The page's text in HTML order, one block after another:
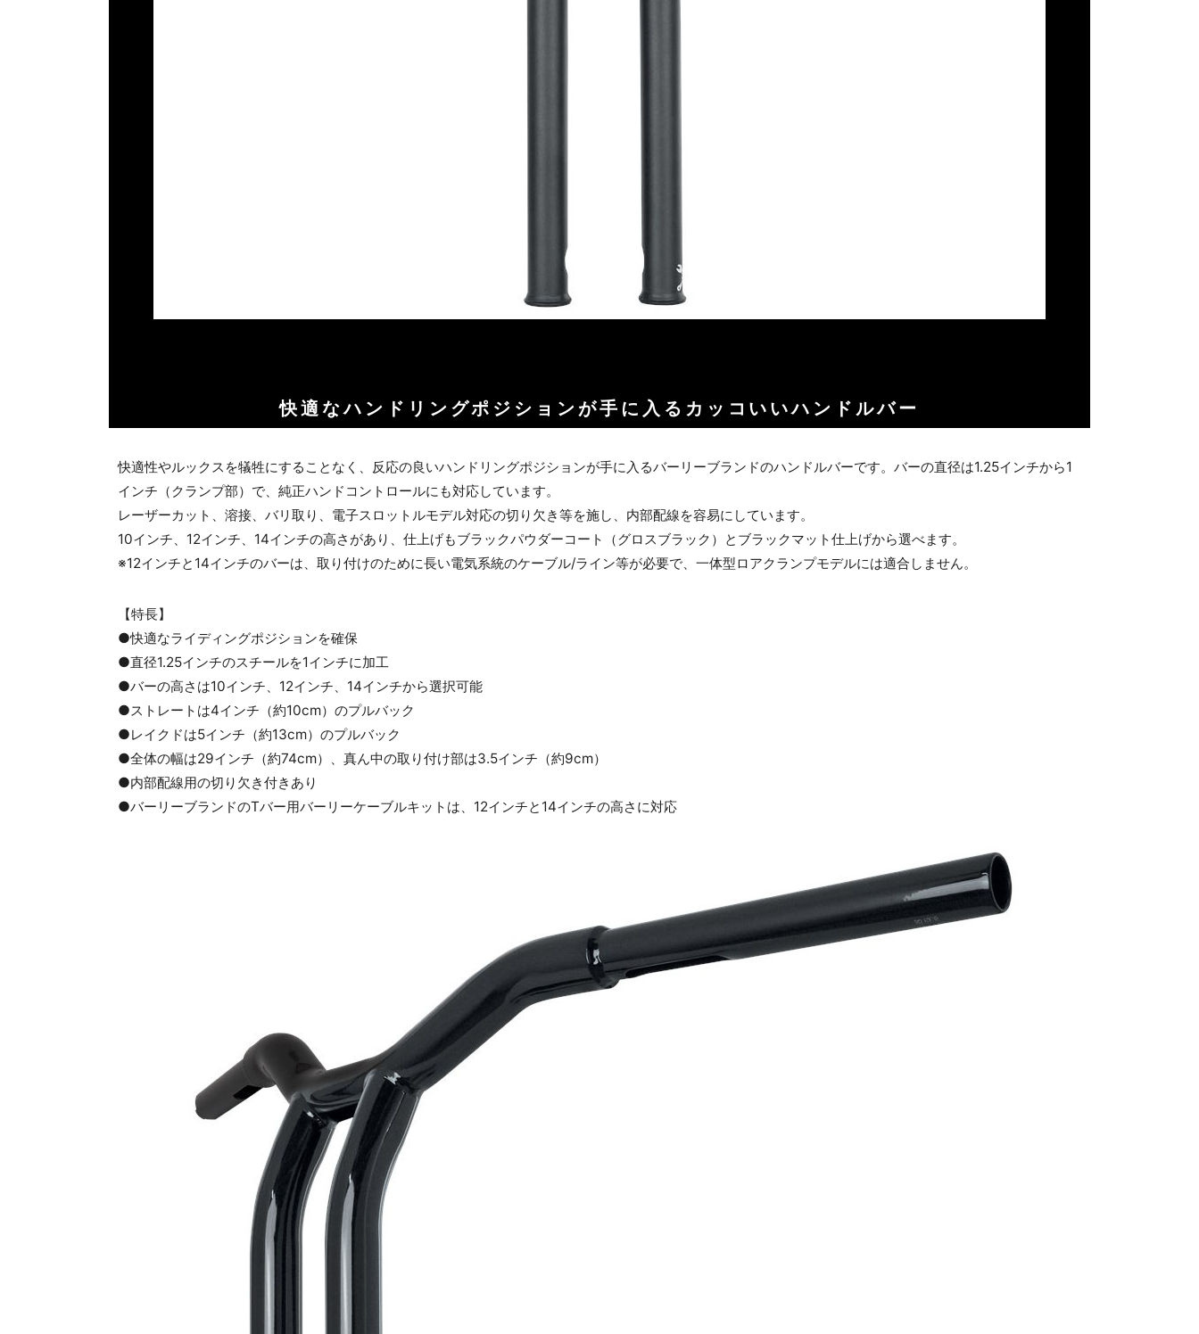
快適なハンドリングポジションが手に入るカッコいいハンドルバー
快適性やルックスを犠牲にすることなく、反応の良いハンドリングポジションが手に入るバーリーブランドのハンドルバーです。バーの直径は1.25インチから1
インチ（クランプ部）で、純正ハンドコントロールにも対応しています。
レーザーカット、溶接、バリ取り、電子スロットルモデル対応の切り欠き等を施し、内部配線を容易にしています。
10インチ、12インチ、14インチの高さがあり、仕上げもブラックパウダーコート（グロスブラック）とブラックマット仕上げから選べます。
※12インチと14インチのバーは、取り付けのために長い電気系統のケーブル/ライン等が必要で、一体型ロアクランプモデルには適合しません。
【特長】
●快適なライディングポジションを確保
●直径1.25インチのスチールを1インチに加工
●バーの高さは10インチ、12インチ、14インチから選択可能
●ストレートは4インチ（約10cm）のプルバック
●レイクドは5インチ（約13cm）のプルバック
●全体の幅は29インチ（約74cm）、真ん中の取り付け部は3.5インチ（約9cm）
●内部配線用の切り欠き付きあり
●バーリーブランドのTバー用バーリーケーブルキットは、12インチと14インチの高さに対応
お買い物を続ける カートへ進む